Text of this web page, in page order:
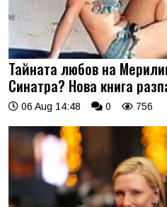
Тайната любов на
Синатра? Нова книга
06 Aug 14:48 0 756